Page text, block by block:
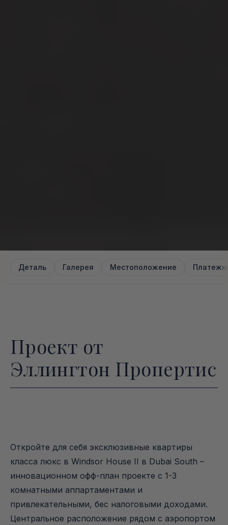
Деталь Галерея Местоположение
Проект от
Эллингтон Пропертис
Откройте для себя эксклюзивные квартиры
класса люкс в Windsor House II в Dubai South –
инновационном офф-план проекте с 1-3
комнатными аппартаментами и
привлекательными, бес налоговыми доходами.
Центральное расположение рядом с аэропортом